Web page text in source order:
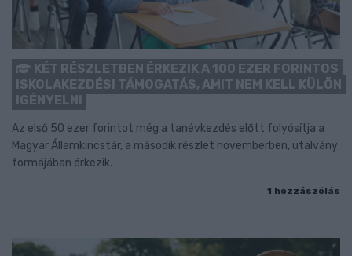
KÉT RÉSZLETBEN ÉRKEZIK A 100 EZER FORINTOS
ISKOLAKEZDÉSI TÁMOGATÁS, AMIT NEM KELL KÜLÖN
IGÉNYELNI
Az első 50 ezer forintot még a tanévkezdés előtt folyósítja a
Magyar Államkincstár, a második részlet novemberben, utalvány
formájában érkezik.
1 hozzászólás